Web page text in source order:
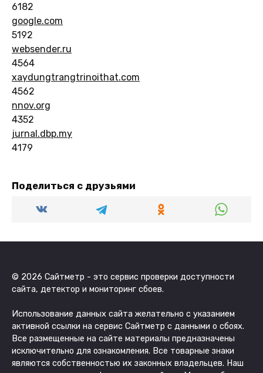
6182
google.com
5192
websender.ru
4564
xaydungtrangtrinoithat.com
4562
nnov.org
4352
jurnal.dbp.my
4179
Поделиться с друзьями
© 2026 Сайтметр - это сервис проверки доступности
сайта, детектор и мониторинг сбоев.
Использование данных сайта желательно с указанием
активной ссылки на сервис Сайтметр с данными о сбоях.
Все размещенные на сайте материалы предназначены
исключительно для ознакомления. Все товарные знаки
являются собственностью их законных владельцев. Наш